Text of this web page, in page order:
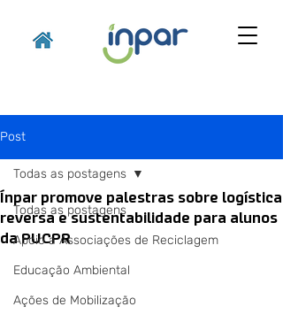
Post
Todas as postagens
Apoio a Associações de Reciclagem
Educação Ambiental
Ações de Mobilização
Todas as postagens
Ínpar promove palestras sobre logística
reversa e sustentabilidade para alunos
da PUCPR